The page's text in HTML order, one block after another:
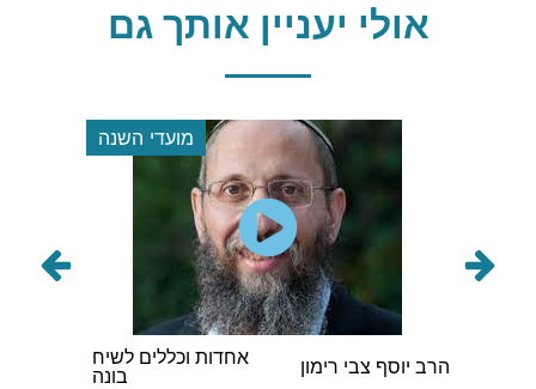
אולי יעניין אותך גם
מועדי השנה
הרב יוסף צבי רימון
אחדות וכללים לשיח
בונה